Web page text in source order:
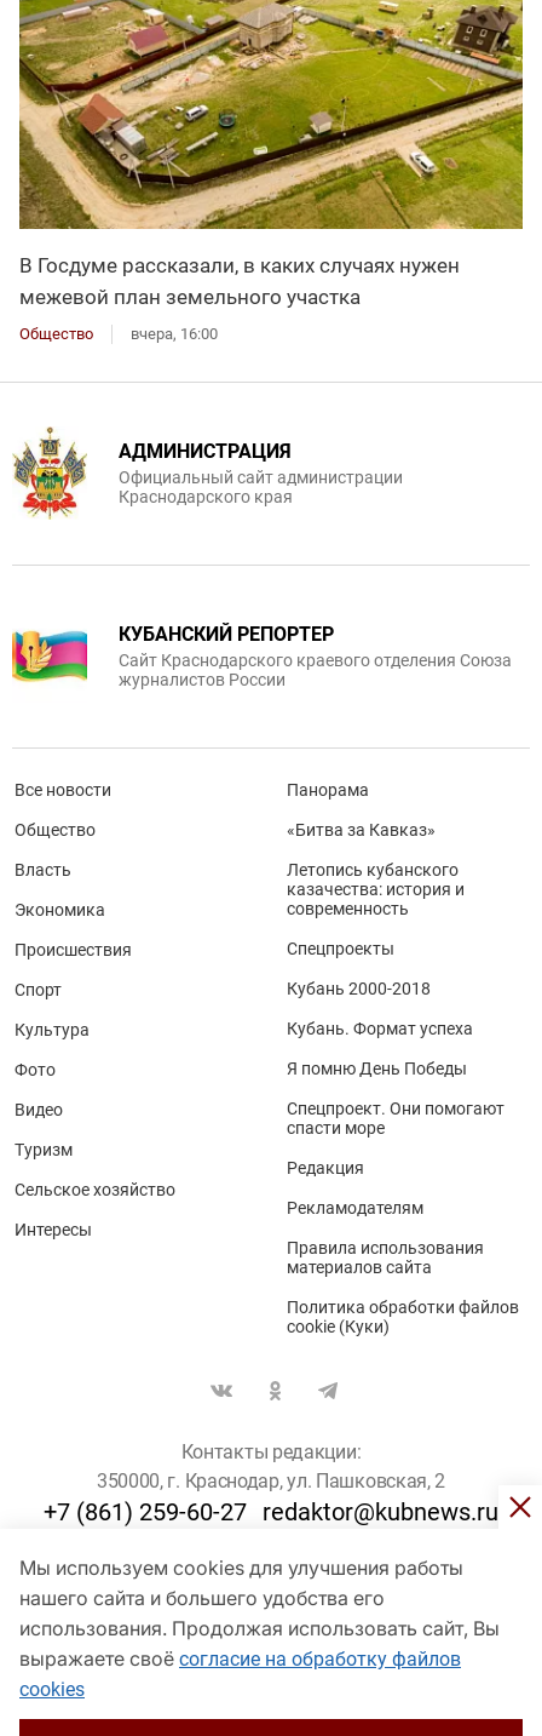
В Госдуме рассказали, в каких случаях нужен
межевой план земельного участка
Общество вчера, 16:00
Мы используем cookies для улучшения работы
нашего сайта и большего удобства его
использования. Продолжая использовать сайт, Вы
выражаете своё согласие на обработку файлов
cookies
АДМИНИСТРАЦИЯ
Официальный сайт администрации
Краснодарского края
КУБАНСКИЙ РЕПОРТЕР
Сайт Краснодарского краевого отделения Союза
журналистов России
Все новости
Общество
Власть
Экономика
Происшествия
Спорт
Культура
Фото
Видео
Туризм
Сельское хозяйство
Интересы
Панорама
«Битва за Кавказ»
Летопись кубанского
казачества: история и
современность
Спецпроекты
Кубань 2000-2018
Кубань. Формат успеха
Я помню День Победы
Спецпроект. Они помогают
спасти море
Редакция
Рекламодателям
Правила использования
материалов сайта
Политика обработки файлов
cookie (Куки)
Контакты редакции:
350000, г. Краснодар, ул. Пашковская, 2
+7 (861) 259-60-27 redaktor@kubnews.ru
Для пользователей старше 16 лет
© Кубанские Новости, 2017
Сетевое издание «kubnews» зарегистрировано Федеральной
службой по надзору в сфере связи, информационных технологий
и массовых коммуникаций (Роскомнадзор). Регистрационный